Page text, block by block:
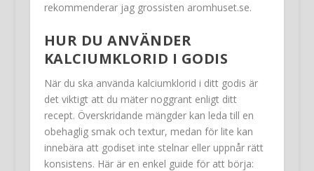
rekommenderar jag grossisten aromhuset.se.
HUR DU ANVÄNDER
KALCIUMKLORID I GODIS
När du ska använda kalciumklorid i ditt godis är
det viktigt att du mäter noggrant enligt ditt
recept. Överskridande mängder kan leda till en
obehaglig smak och textur, medan för lite kan
innebära att godiset inte stelnar eller uppnår rätt
konsistens. Här är en enkel guide för att börja: